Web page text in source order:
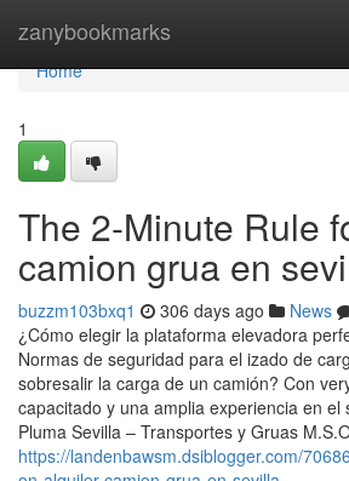
zanybookmarks
Home
Home
1
The 2-Minute Rule
camion grua en
buzzm103bxq1 306 days ago News
¿Cómo elegir la plataforma elevadora
Normas de seguridad para el izado de
sobresalir la carga de un camión? Con
capacitado y una amplia experiencia en el
Pluma Sevilla – Transportes y Gruas
https://landenbawsm.dsiblogger.com/